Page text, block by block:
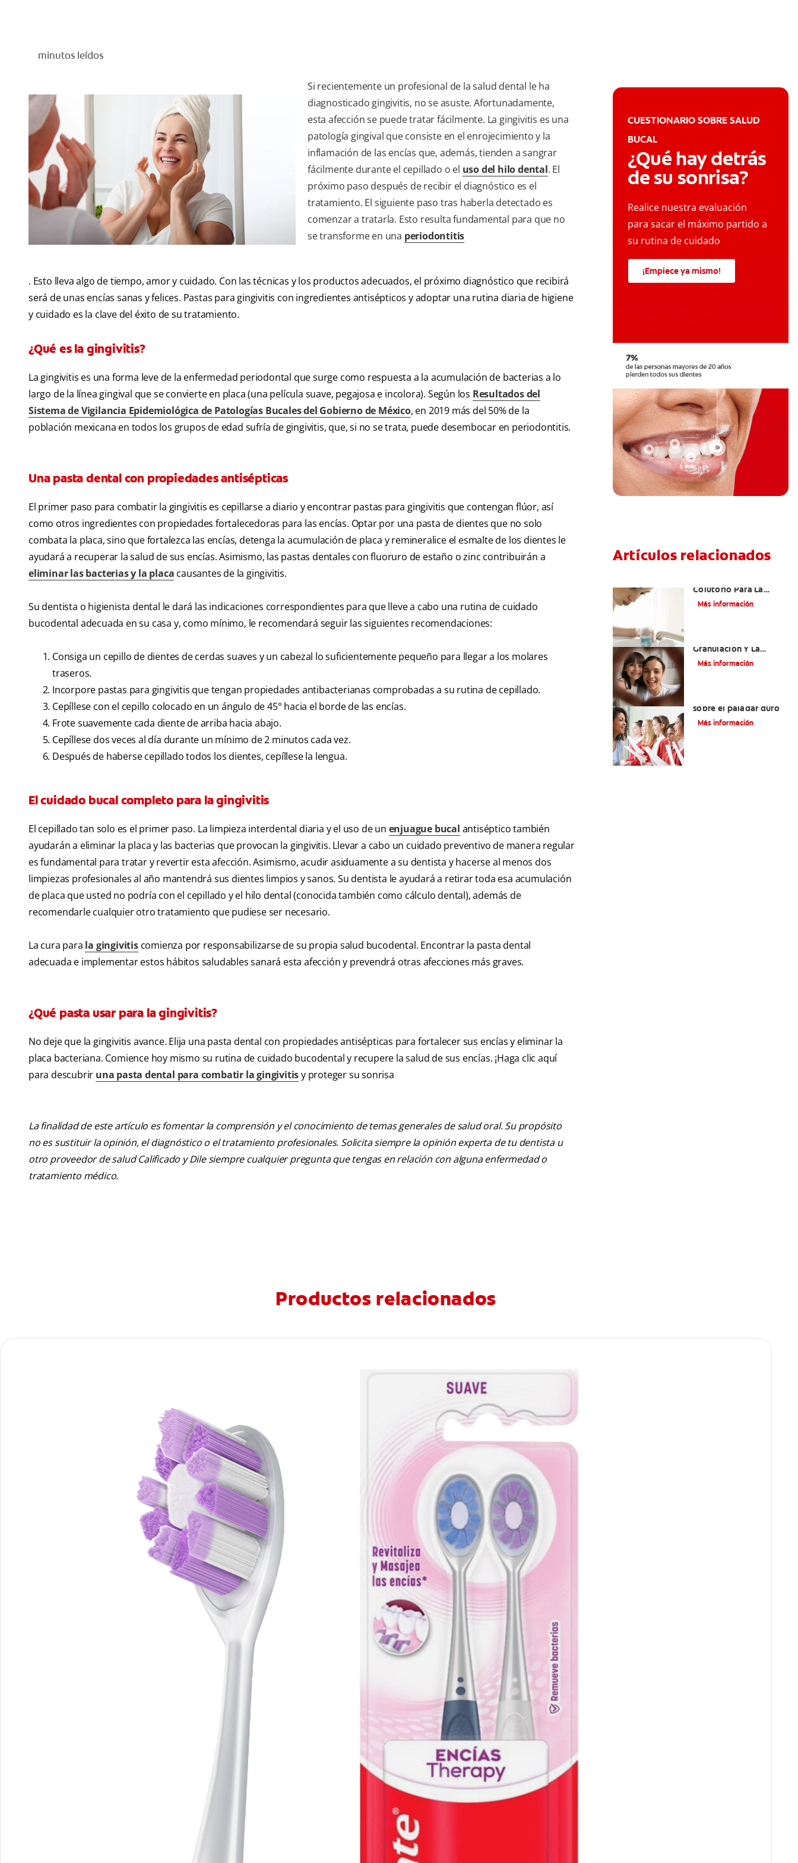
minutos leídos
Si recientemente un profesional de la salud dental le ha
diagnosticado gingivitis, no se asuste. Afortunadamente,
esta afección se puede tratar fácilmente. La gingivitis es una
patología gingival que consiste en el enrojecimiento y la
inflamación de las encías que, además, tienden a sangrar
fácilmente durante el cepillado o el uso del hilo dental. El
próximo paso después de recibir el diagnóstico es el
tratamiento. El siguiente paso tras haberla detectado es
comenzar a tratarla. Esto resulta fundamental para que no
se transforme en una periodontitis
. Esto lleva algo de tiempo, amor y cuidado. Con las técnicas y los productos adecuados, el próximo diagnóstico que recibirá
será de unas encías sanas y felices. Pastas para gingivitis con ingredientes antisépticos y adoptar una rutina diaria de higiene
y cuidado es la clave del éxito de su tratamiento.
¿Qué es la gingivitis?
La gingivitis es una forma leve de la enfermedad periodontal que surge como respuesta a la acumulación de bacterias a lo
largo de la línea gingival que se convierte en placa (una película suave, pegajosa e incolora). Según los Resultados del
Sistema de Vigilancia Epidemiológica de Patologías Bucales del Gobierno de México, en 2019 más del 50% de la
población mexicana en todos los grupos de edad sufría de gingivitis, que, si no se trata, puede desembocar en periodontitis.
Una pasta dental con propiedades antisépticas
El primer paso para combatir la gingivitis es cepillarse a diario y encontrar pastas para gingivitis que contengan flúor, así
como otros ingredientes con propiedades fortalecedoras para las encías. Optar por una pasta de dientes que no solo
combata la placa, sino que fortalezca las encías, detenga la acumulación de placa y remineralice el esmalte de los dientes le
ayudará a recuperar la salud de sus encías. Asimismo, las pastas dentales con fluoruro de estaño o zinc contribuirán a
eliminar las bacterias y la placa causantes de la gingivitis.
Su dentista o higienista dental le dará las indicaciones correspondientes para que lleve a cabo una rutina de cuidado
bucodental adecuada en su casa y, como mínimo, le recomendará seguir las siguientes recomendaciones:
Consiga un cepillo de dientes de cerdas suaves y un cabezal lo suficientemente pequeño para llegar a los molares
traseros.
Incorpore pastas para gingivitis que tengan propiedades antibacterianas comprobadas a su rutina de cepillado.
Cepíllese con el cepillo colocado en un ángulo de 45° hacia el borde de las encías.
Frote suavemente cada diente de arriba hacia abajo.
Cepíllese dos veces al día durante un mínimo de 2 minutos cada vez.
Después de haberse cepillado todos los dientes, cepíllese la lengua.
El cuidado bucal completo para la gingivitis
El cepillado tan solo es el primer paso. La limpieza interdental diaria y el uso de un enjuague bucal antiséptico también
ayudarán a eliminar la placa y las bacterias que provocan la gingivitis. Llevar a cabo un cuidado preventivo de manera regular
es fundamental para tratar y revertir esta afección. Asimismo, acudir asiduamente a su dentista y hacerse al menos dos
limpiezas profesionales al año mantendrá sus dientes limpios y sanos. Su dentista le ayudará a retirar toda esa acumulación
de placa que usted no podría con el cepillado y el hilo dental (conocida también como cálculo dental), además de
recomendarle cualquier otro tratamiento que pudiese ser necesario.
La cura para la gingivitiscomienza por responsabilizarse de su propia salud bucodental. Encontrar la pasta dental
adecuada e implementar estos hábitos saludables sanará esta afección y prevendrá otras afecciones más graves.
¿Qué pasta usar para la gingivitis?
No deje que la gingivitis avance. Elija una pasta dental con propiedades antisépticas para fortalecer sus encías y eliminar la
placa bacteriana. Comience hoy mismo su rutina de cuidado bucodental y recupere la salud de sus encías. ¡Haga clic aquí
para descubrir una pasta dental para combatir la gingivitisy proteger su sonrisa
La finalidad de este artículo es fomentar la comprensión y el conocimiento de temas generales de salud oral. Su propósito
no es sustituir la opinión, el diagnóstico o el tratamiento profesionales. Solicita siempre la opinión experta de tu dentista u
otro proveedor de salud Calificado y Dile siempre cualquier pregunta que tengas en relación con alguna enfermedad o
tratamiento médico.
CUESTIONARIO SOBRE SALUD
BUCAL
¿Qué hay detrás
de su sonrisa?
Realice nuestra evaluación
para sacar el máximo partido a
su rutina de cuidado
¡Empiece ya mismo!
Artículos relacionados
Colutorio Para La
Gingivitis?
Más información
Granulación Y La
Cicatrización De
Más información
sobre el paladar duro
Más información
Productos relacionados